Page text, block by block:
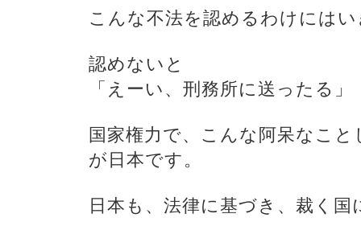
こんな不法を認めるわけには
認めないと
「えーい、刑務所に送ったる」
国家権力で、こんな阿呆なこ
が日本です。
日本も、法律に基づき、裁く